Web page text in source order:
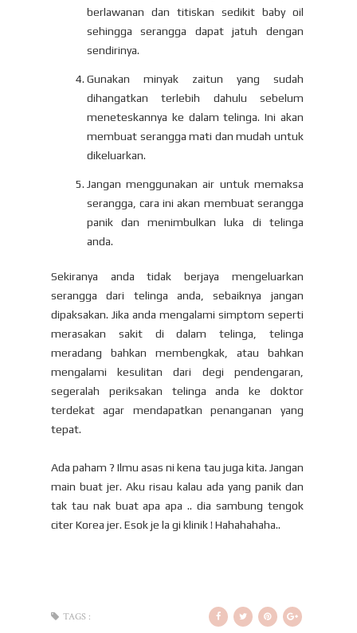
berlawanan dan titiskan sedikit baby oil
sehingga serangga dapat jatuh dengan
sendirinya.
Gunakan minyak zaitun yang sudah
dihangatkan terlebih dahulu sebelum
meneteskannya ke dalam telinga. Ini akan
membuat serangga mati dan mudah untuk
dikeluarkan.
Jangan menggunakan air untuk memaksa
serangga, cara ini akan membuat serangga
panik dan menimbulkan luka di telinga
anda.
Sekiranya anda tidak berjaya mengeluarkan
serangga dari telinga anda, sebaiknya jangan
dipaksakan. Jika anda mengalami simptom seperti
merasakan sakit di dalam telinga, telinga
meradang bahkan membengkak, atau bahkan
mengalami kesulitan dari degi pendengaran,
segeralah periksakan telinga anda ke doktor
terdekat agar mendapatkan penanganan yang
tepat.
Ada paham ? Ilmu asas ni kena tau juga kita. Jangan
main buat jer. Aku risau kalau ada yang panik dan
tak tau nak buat apa apa .. dia sambung tengok
citer Korea jer. Esok je la gi klinik ! Hahahahaha..
TAGS :